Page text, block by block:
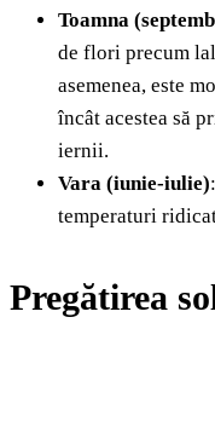
Toamna
de flori precum
asemenea, este
încât acestea să
iernii.
Vara (iunie-iulie)
temperaturi
Pregătirea